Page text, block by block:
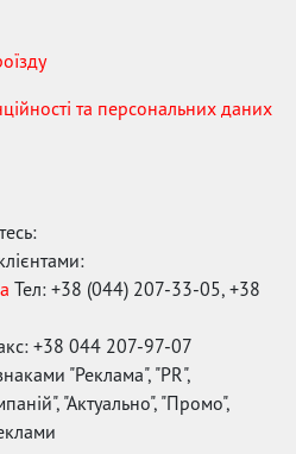
та персональних даних
Тел: +38 (044) 207-33-05, +38
+38 044 207-97-07
"Реклама", "PR",
"Актуально", "Промо",